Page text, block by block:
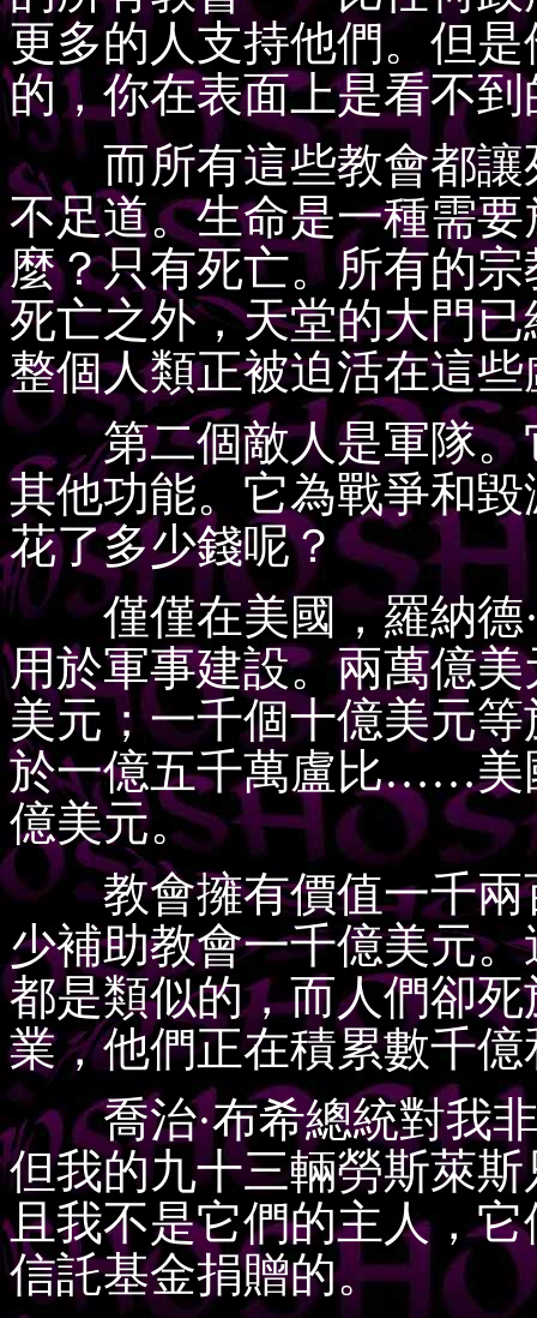
更多的人支持他們。但
的，你在表面上是看不到
而所有這些教會都讓
不足道。生命是一種需
麼？只有死亡。所有的
死亡之外，天堂的大門
整個人類正被迫活在這
第二個敵人是軍隊。
其他功能。它為戰爭和
花了多少錢呢？
僅僅在美國，羅納德·
用於軍事建設。兩萬億
美元；一千個十億美元
於一億五千萬盧比……美
億美元。
教會擁有價值一千兩
少補助教會一千億美元
都是類似的，而人們卻
業，他們正在積累數千
喬治·布希總統對我非
但我的九十三輛勞斯萊
且我不是它們的主人，
信託基金捐贈的。